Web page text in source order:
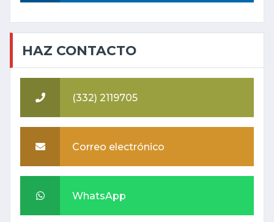
HAZ CONTACTO
(332) 2119705
Correo electrónico
WhatsApp